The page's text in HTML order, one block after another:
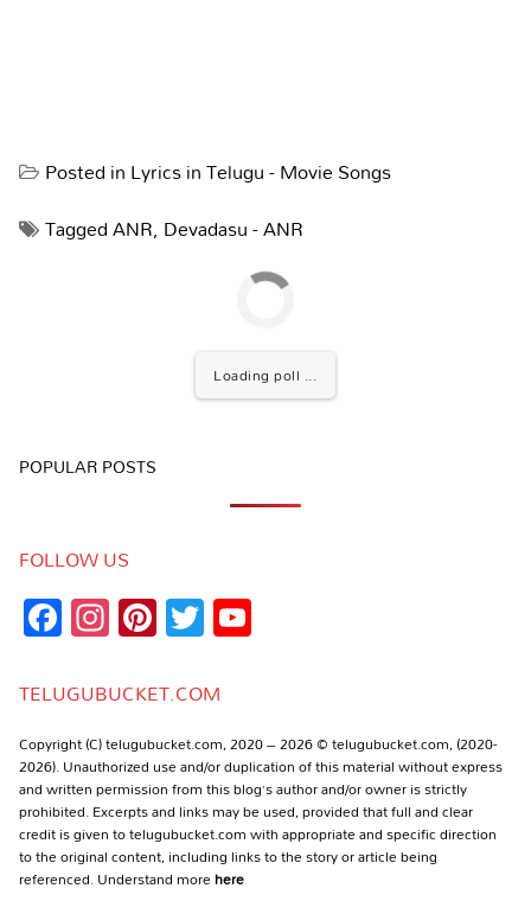
Posted inLyrics in Telugu - Movie Songs
TaggedANR, Devadasu - ANR
Loading poll ...
POPULAR POSTS
FOLLOW US
Facebook
Instagram
Pinterest
Twitter
TELUGUBUCKET.COM
Copyright (C) telugubucket.com, 2020 – 2026 © telugubucket.com, (2020-
2026). Unauthorized use and/or duplication of this material without express
and written permission from this blog’s author and/or owner is strictly
prohibited. Excerpts and links may be used, provided that full and clear
credit is given to telugubucket.com with appropriate and specific direction
to the original content, including links to the story or article being
referenced. Understand morehere